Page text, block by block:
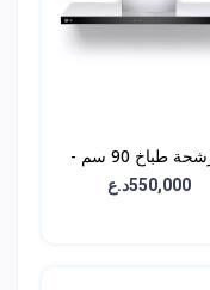
مرشحة طباخ 90 سم -
HC7Z3625S
550,000د.ع